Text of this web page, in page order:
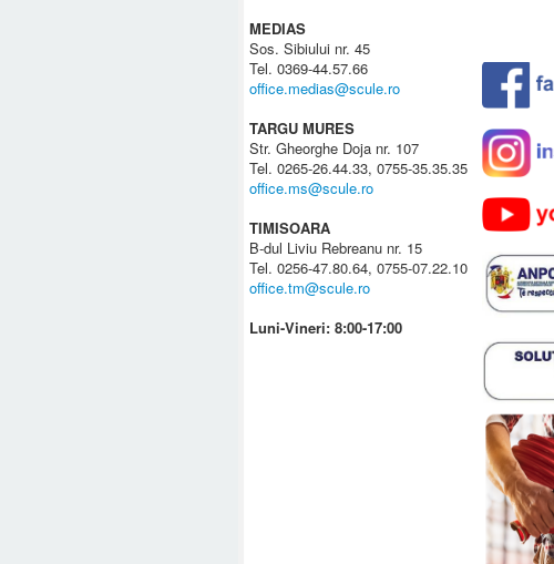
MEDIAS
Sos. Sibiului nr. 45
Tel. 0369-44.57.66
office.medias@scule.ro
TARGU MURES
Str. Gheorghe Doja nr. 107
Tel. 0265-26.44.33, 0755-35.35.35
office.ms@scule.ro
TIMISOARA
B-dul Liviu Rebreanu nr. 15
Tel. 0256-47.80.64, 0755-07.22.10
office.tm@scule.ro
Luni-Vineri: 8:00-17:00